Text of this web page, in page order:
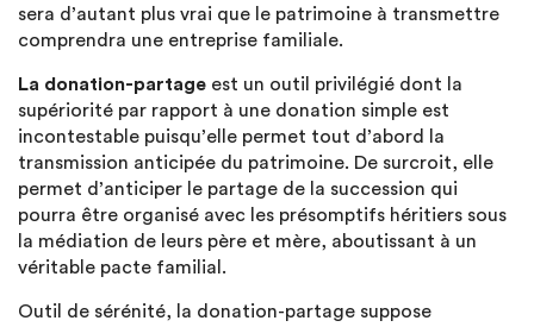
sera d’autant plus vrai que le patrimoine à transmettre
comprendra une entreprise familiale.
La donation-partage est un outil privilégié dont la
supériorité par rapport à une donation simple est
incontestable puisqu’elle permet tout d’abord la
transmission anticipée du patrimoine. De surcroit, elle
permet d’anticiper le partage de la succession qui
pourra être organisé avec les présomptifs héritiers sous
la médiation de leurs père et mère, aboutissant à un
véritable pacte familial.
Outil de sérénité, la donation-partage suppose